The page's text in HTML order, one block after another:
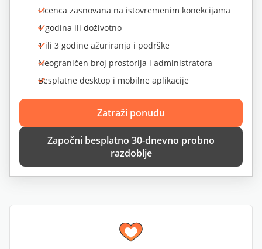
Licenca zasnovana na istovremenim konekcijama
1 godina ili doživotno
1 ili 3 godine ažuriranja i podrške
Neograničen broj prostorija i administratora
Besplatne desktop i mobilne aplikacije
Zatraži ponudu
Započni besplatno 30-dnevno probno
razdoblje